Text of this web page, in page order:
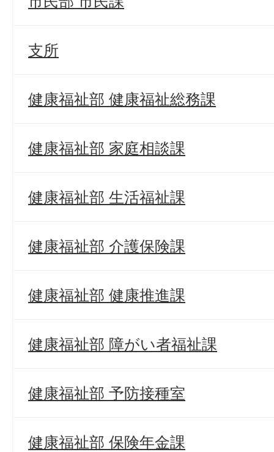
支所
健康福祉部 健康福祉総務課
健康福祉部 家庭相談課
健康福祉部 生活福祉課
健康福祉部 介護保険課
健康福祉部 健康推進課
健康福祉部 障がい者福祉課
健康福祉部 予防接種室
健康福祉部 保険年金課